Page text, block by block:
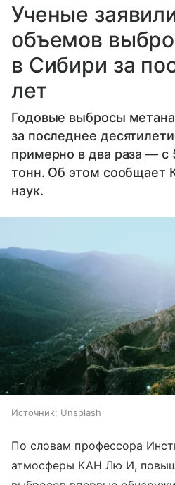
Ученые
объемов
в Сибири за
лет
Годовые выбросы
за последнее
примерно в два раза — с
тонн. Об этом сообщает
наук.
Источник: Unsplash
По словам профессора
атмосферы КАН Лю И,